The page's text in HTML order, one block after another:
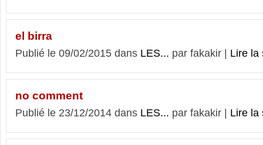
el birra
Publié le 09/02/2015 dans LES... par fakakir | Lire la
no comment
Publié le 23/12/2014 dans LES... par fakakir | Lire la